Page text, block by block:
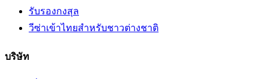
รับรองกงสุล
วีซ่าเข้าไทยสำหรับชาวต่างชาติ
บริษัท